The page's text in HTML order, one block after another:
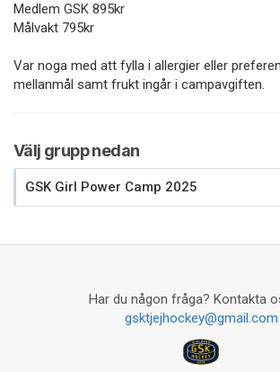
Medlem GSK 895kr
Målvakt 795kr
Var noga med att fylla i allergier eller
mellanmål samt frukt ingår i campavgiften.
Välj grupp nedan
GSK Girl Power Camp 2025
Har du någon fråga? Kontakta
gsktjejhockey@gmail.com